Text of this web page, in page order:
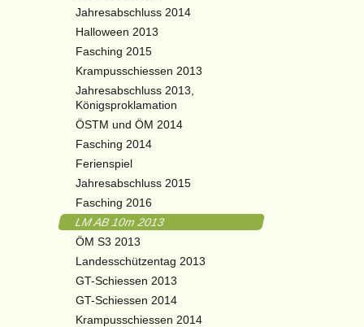
Jahresabschluss 2014
Halloween 2013
Fasching 2015
Krampusschiessen 2013
Jahresabschluss 2013,
Königsproklamation
ÖSTM und ÖM 2014
Fasching 2014
Ferienspiel
Jahresabschluss 2015
Fasching 2016
LM AB 10m 2013
ÖM S3 2013
Landesschützentag 2013
GT-Schiessen 2013
GT-Schiessen 2014
Krampusschiessen 2014